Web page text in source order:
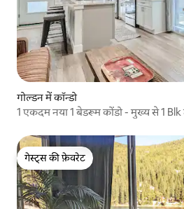
गोल्डन में कॉन्डो
1 एकदम नया 1 बेडरूम कोंडो - मुख्य से 1 Blk
गेस्ट्स की फ़ेवरेट
गेस्ट्स की फ़ेवरेट